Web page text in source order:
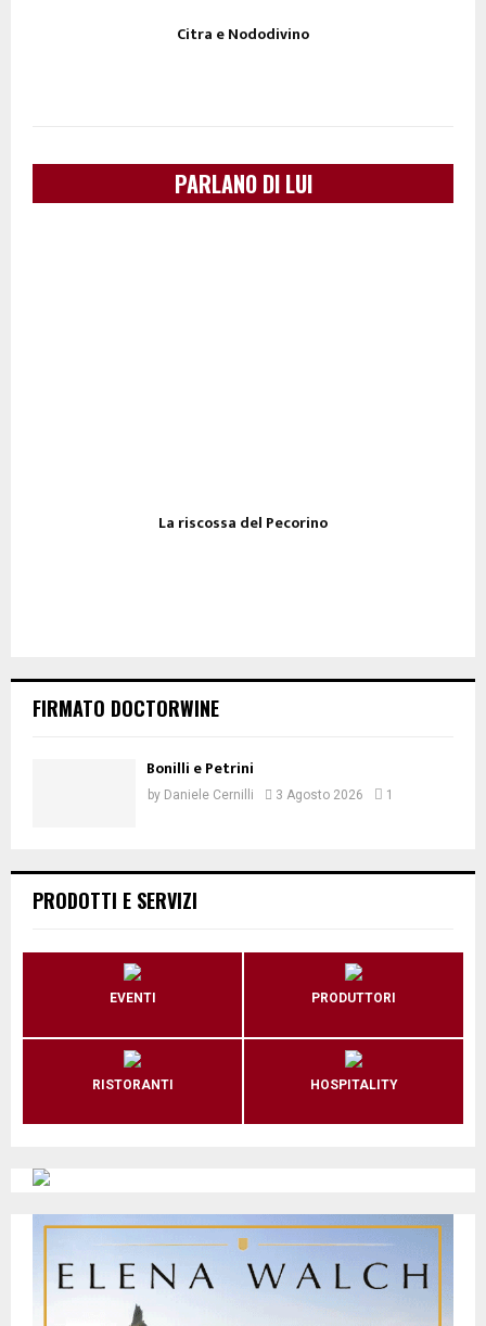
Citra e Nododivino
PARLANO DI LUI
La riscossa del Pecorino
FIRMATO DOCTORWINE
Bonilli e Petrini
by Daniele Cernilli 3 Agosto 2026 1
PRODOTTI E SERVIZI
EVENTI PRODUTTORI
RISTORANTI HOSPITALITY